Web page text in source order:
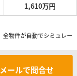
1,610万円
物件が自動でシミュレー
メールで問合せ